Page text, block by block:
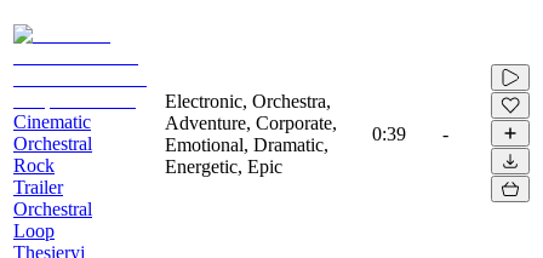
Cinematic
Orchestral
Rock
Trailer
Orchestral
Loop
Thesieryj
Electronic, Orchestra,
Adventure, Corporate,
Emotional, Dramatic,
Energetic, Epic
0:39 -